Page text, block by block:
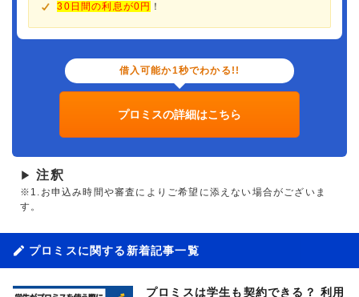
30日間の利息が0円 ！
借入可能か1秒でわかる!!
プロミスの詳細はこちら
▶ 注釈
※1.お申込み時間や審査によりご希望に添えない場合がございま
す。
プロミスに関する新着記事一覧
プロミスは学生も契約できる？ 利用